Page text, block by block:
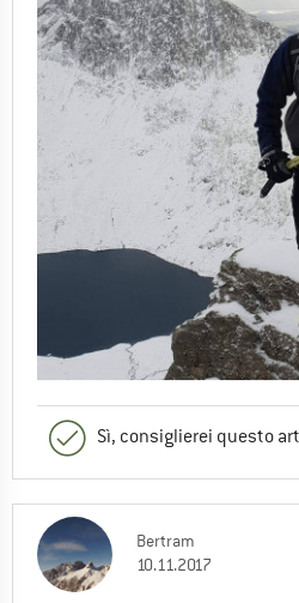
Sì, consiglierei questo
Bertram
10.11.2017